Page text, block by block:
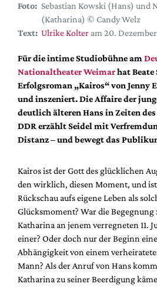
Festival-Planer
Hefte
Alle Hefte
Leseproben
Podcast
Service
Shop / Abo
Redaktion
Autor:innen
Partner
Mediadaten
Suche
Foto: Sebastian Kowski (Hans) und
(Katharina) © Candy Welz
Text: Ulrike Kolter am 20.
Für die intime Studiobühne am
Nationaltheater Weimarhat Beate
Erfolgsroman „Kairos“ von Jenny
und inszeniert. Die Affaire der
deutlich älteren Hans in Zeiten
DDR erzählt Seidel mit
Distanz – und bewegt das
Kairos ist der Gott des glücklichen
den wirklich, diesen Moment, und
Rückschau aufs eigene Leben als
Glücksmoment? War die
Katharina an jenem verregneten 11.
einer? Oder doch nur der Beginn
Abhängigkeit von einem
Mann? Als der Anruf von Hans
Katharina zu seiner Beerdigung